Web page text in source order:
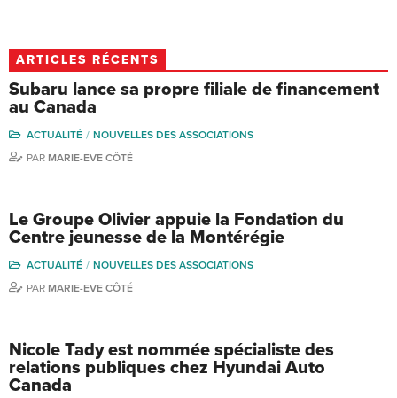
ARTICLES RÉCENTS
Subaru lance sa propre filiale de financement
au Canada
ACTUALITÉ
NOUVELLES DES ASSOCIATIONS
PAR MARIE-EVE CÔTÉ
Le Groupe Olivier appuie la Fondation du
Centre jeunesse de la Montérégie
ACTUALITÉ
NOUVELLES DES ASSOCIATIONS
PAR MARIE-EVE CÔTÉ
Nicole Tady est nommée spécialiste des
relations publiques chez Hyundai Auto
Canada